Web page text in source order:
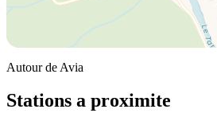
Autour de Avia
Stations a proximite